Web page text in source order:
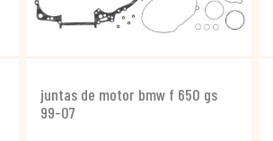
juntas de motor bmw f 650 gs
99-07